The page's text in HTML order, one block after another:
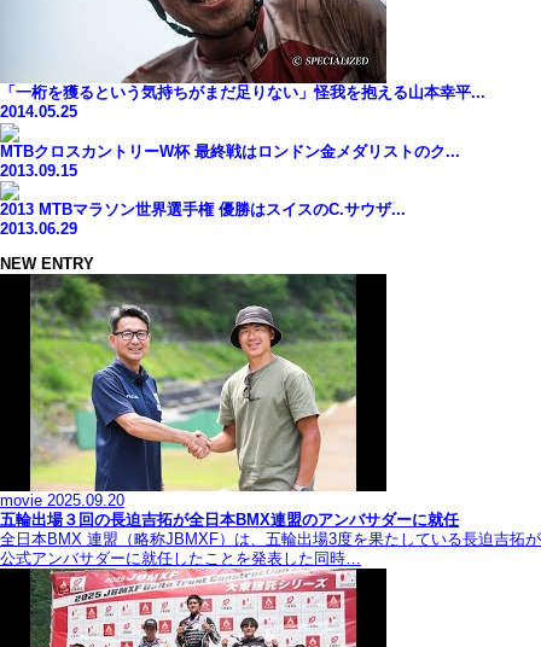
「一桁を獲るという気持ちがまだ足りない」怪我を抱える山本幸平...
2014.05.25
MTBクロスカントリーW杯 最終戦はロンドン金メダリストのク...
2013.09.15
2013 MTBマラソン世界選手権 優勝はスイスのC.サウザ...
2013.06.29
NEW ENTRY
movie 2025.09.20
五輪出場３回の長迫吉拓が全日本BMX連盟のアンバサダーに就任
全日本BMX 連盟（略称JBMXF）は、五輪出場3度を果たしている長迫吉拓が
公式アンバサダーに就任したことを発表した同時…